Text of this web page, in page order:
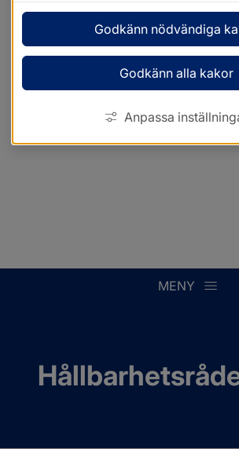
MENY
Godkänn nödvändiga
Godkänn alla kakor
Anpassa